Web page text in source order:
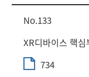
133
734